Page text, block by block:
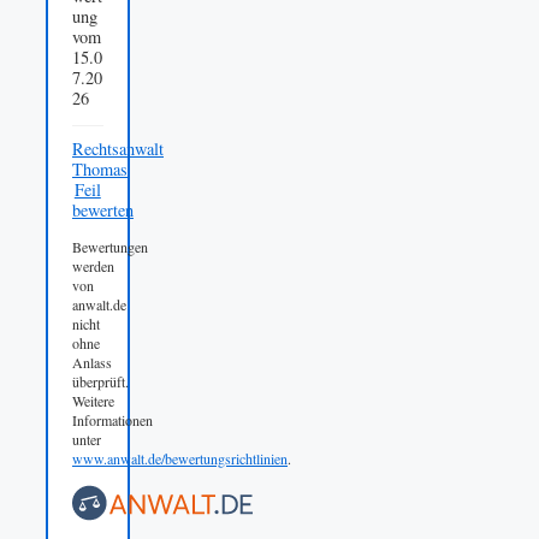
ung
vom
15.0
7.20
26
Rechtsanwalt
Thomas
Feil
bewerten
Bewertungen
werden
von
anwalt.de
nicht
ohne
Anlass
überprüft.
Weitere
Informationen
unter
www.anwalt.de/bewertungsrichtlinien.